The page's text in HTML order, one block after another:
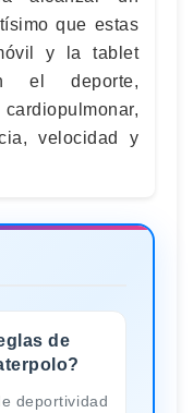
que estas
y la tablet
el deporte,
velocidad y
de
deportividad